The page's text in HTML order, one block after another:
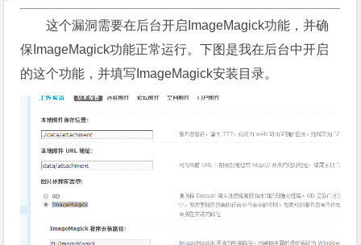
这个漏洞需要在后台开启ImageMagick功能，并确
保ImageMagick功能正常运行。下图是我在后台中开启
的这个功能，并填写ImageMagick安装目录。